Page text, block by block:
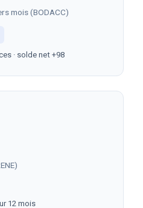
mois (BODACC)
· solde net +98
12 mois